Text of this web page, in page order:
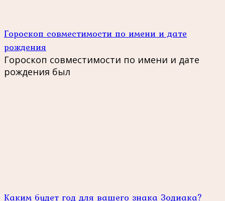
Гороскоп совместимости по имени и дате
рождения
Гороскоп совместимости по имени и дате
рождения был
Каким будет год для вашего знака Зодиака?